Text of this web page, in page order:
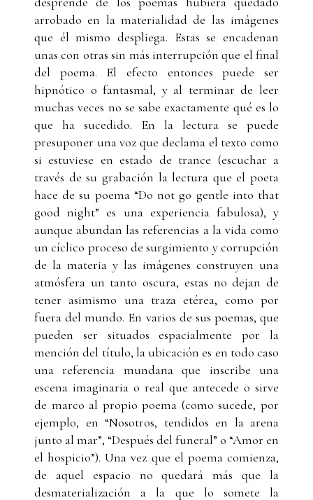
arrobado en la materialidad de las imágenes
que él mismo despliega. Estas se encadenan
unas con otras sin más interrupción que el final
del poema. El efecto entonces puede ser
hipnótico o fantasmal, y al terminar de leer
muchas veces no se sabe exactamente qué es lo
que ha sucedido. En la lectura se puede
presuponer una voz que declama el texto como
si estuviese en estado de trance (escuchar a
través de su grabación la lectura que el poeta
hace de su poema “Do not go gentle into that
good night” es una experiencia fabulosa), y
aunque abundan las referencias a la vida como
un cíclico proceso de surgimiento y corrupción
de la materia y las imágenes construyen una
atmósfera un tanto oscura, estas no dejan de
tener asimismo una traza etérea, como por
fuera del mundo. En varios de sus poemas, que
pueden ser situados espacialmente por la
mención del título, la ubicación es en todo caso
una referencia mundana que inscribe una
escena imaginaria o real que antecede o sirve
de marco al propio poema (como sucede, por
ejemplo, en “Nosotros, tendidos en la arena
junto al mar”, “Después del funeral” o “Amor en
el hospicio”). Una vez que el poema comienza,
de aquel espacio no quedará más que la
desmaterialización a la que lo somete la